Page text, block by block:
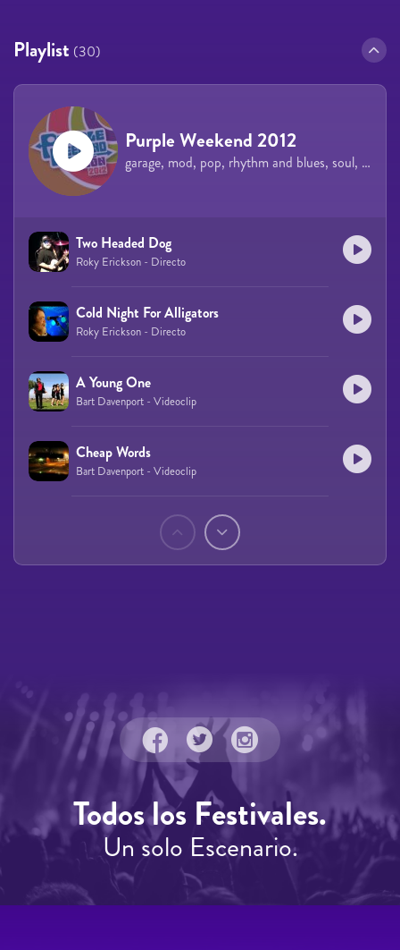
Playlist (30)
Purple Weekend 2012
garage, mod, pop, rhythm and blues, soul, surf
Two Headed Dog
Roky Erickson - Directo
Cold Night For Alligators
Roky Erickson - Directo
A Young One
Bart Davenport - Videoclip
Cheap Words
Bart Davenport - Videoclip
Todos los Festivales.
Un solo Escenario.